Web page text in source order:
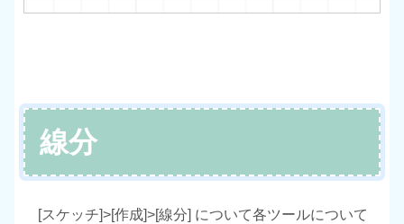
線分
[スケッチ]>[作成]>[線分] について各ツールについて